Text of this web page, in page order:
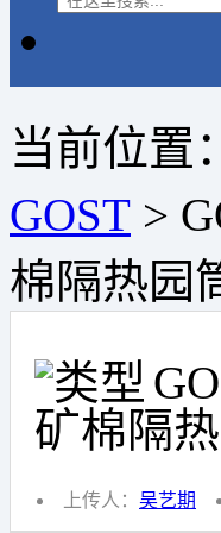
当前位置：
GOST >
棉隔热园
矿棉隔
上传人： 吴艺期